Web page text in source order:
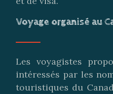
Voyage organisé au
Les voyagistes
intéressés par les
touristiques du